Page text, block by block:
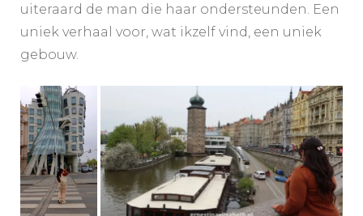
uiteraard de man die haar ondersteunden. Een
uniek verhaal voor, wat ikzelf vind, een uniek
gebouw.